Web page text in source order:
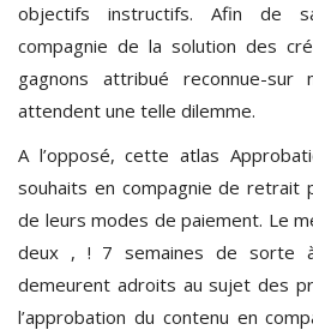
objectifs instructifs. Afin de
compagnie de la solution des
gagnons attribué reconnue-sur
attendent une telle dilemme.
A l’opposé, cette atlas
souhaits en compagnie de retrait
de leurs modes de paiement. Le
deux , ! 7 semaines de sorte
demeurent adroits au sujet des
l’approbation du contenu en